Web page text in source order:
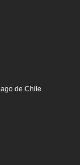
de Chile